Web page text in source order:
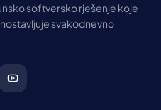
softversko rješenje koje
svakodnevno